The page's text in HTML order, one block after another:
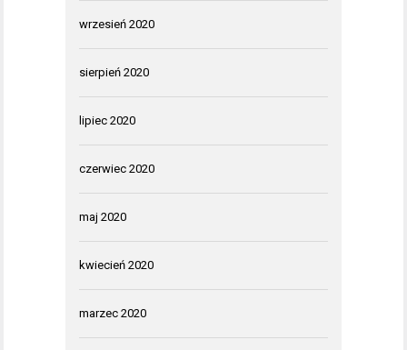
wrzesień 2020
sierpień 2020
lipiec 2020
czerwiec 2020
maj 2020
kwiecień 2020
marzec 2020